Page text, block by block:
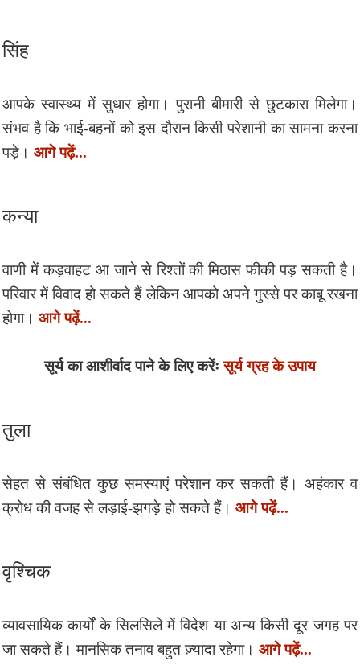
सिंह
आपके स्वास्थ्य में सुधार होगा। पुरानी बीमारी से छुटकारा मिलेगा।
संभव है कि भाई-बहनों को इस दौरान किसी परेशानी का सामना करना
पड़े। आगे पढ़ें...
कन्या
वाणी में कड़वाहट आ जाने से रिश्तों की मिठास फीकी पड़ सकती है।
परिवार में विवाद हो सकते हैं लेकिन आपको अपने गुस्से पर काबू रखना
होगा। आगे पढ़ें...
सूर्य का आशीर्वाद पाने के लिए करेंःसूर्य ग्रह के उपाय
तुला
सेहत से संबंधित कुछ समस्याएं परेशान कर सकती हैं। अहंकार व
क्रोध की वजह से लड़ाई-झगड़े हो सकते हैं। आगे पढ़ें...
वृश्चिक
व्यावसायिक कार्यों के सिलसिले में विदेश या अन्य किसी दूर जगह पर
जा सकते हैं। मानसिक तनाव बहुत ज़्यादा रहेगा। आगे पढ़ें...